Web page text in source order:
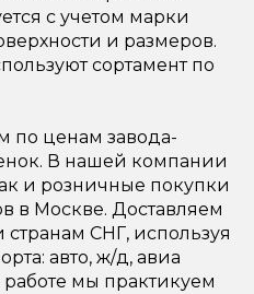
с учетом марки
и размеров.
сортамент по
ценам завода-
В нашей компании
и розничные покупки
в Москве. Доставляем
СНГ, используя
авто, ж/д, авиа
мы практикуем